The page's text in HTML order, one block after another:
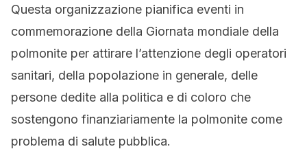
Questa organizzazione pianifica eventi in
commemorazione della Giornata mondiale della
polmonite per attirare l’attenzione degli operatori
sanitari, della popolazione in generale, delle
persone dedite alla politica e di coloro che
sostengono finanziariamente la polmonite come
problema di salute pubblica.